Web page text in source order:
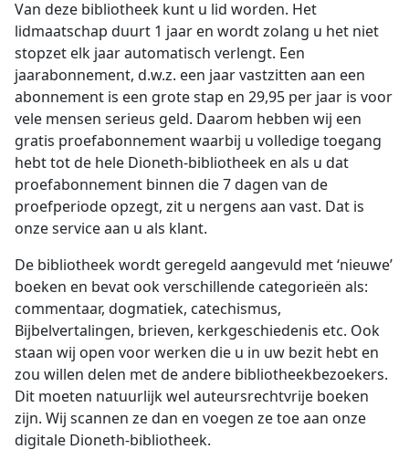
Van deze bibliotheek kunt u lid worden. Het
lidmaatschap duurt 1 jaar en wordt zolang u het niet
stopzet elk jaar automatisch verlengt. Een
jaarabonnement, d.w.z. een jaar vastzitten aan een
abonnement is een grote stap en 29,95 per jaar is voor
vele mensen serieus geld. Daarom hebben wij een
gratis proefabonnement waarbij u volledige toegang
hebt tot de hele Dioneth-bibliotheek en als u dat
proefabonnement binnen die 7 dagen van de
proefperiode opzegt, zit u nergens aan vast. Dat is
onze service aan u als klant.
De bibliotheek wordt geregeld aangevuld met ‘nieuwe’
boeken en bevat ook verschillende categorieën als:
commentaar, dogmatiek, catechismus,
Bijbelvertalingen, brieven, kerkgeschiedenis etc. Ook
staan wij open voor werken die u in uw bezit hebt en
zou willen delen met de andere bibliotheekbezoekers.
Dit moeten natuurlijk wel auteursrechtvrije boeken
zijn. Wij scannen ze dan en voegen ze toe aan onze
digitale Dioneth-bibliotheek.